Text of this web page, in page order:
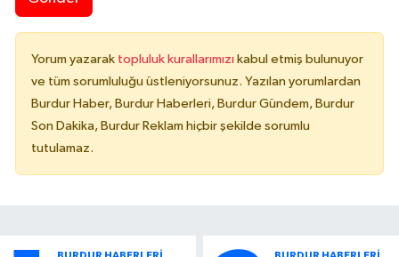
Yorum yazarak topluluk kurallarımızı kabul etmiş bulunuyor
ve tüm sorumluluğu üstleniyorsunuz. Yazılan yorumlardan
Burdur Haber, Burdur Haberleri, Burdur Gündem, Burdur
Son Dakika, Burdur Reklam hiçbir şekilde sorumlu
tutulamaz.